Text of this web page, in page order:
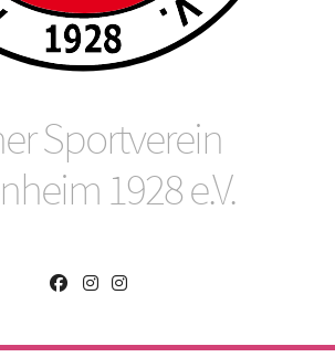
Sportverein
1928 e.V.